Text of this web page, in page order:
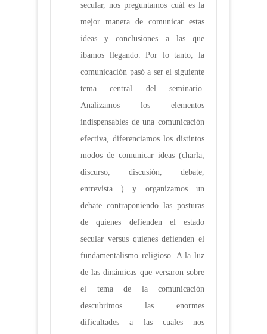
secular, nos preguntamos cuál es la
mejor manera de comunicar estas
ideas y conclusiones a las que
íbamos llegando. Por lo tanto, la
comunicación pasó a ser el siguiente
tema central del seminario.
Analizamos los elementos
indispensables de una comunicación
efectiva, diferenciamos los distintos
modos de comunicar ideas (charla,
discurso, discusión, debate,
entrevista…) y organizamos un
debate contraponiendo las posturas
de quienes defienden el estado
secular versus quienes defienden el
fundamentalismo religioso. A la luz
de las dinámicas que versaron sobre
el tema de la comunicación
descubrimos las enormes
dificultades a las cuales nos